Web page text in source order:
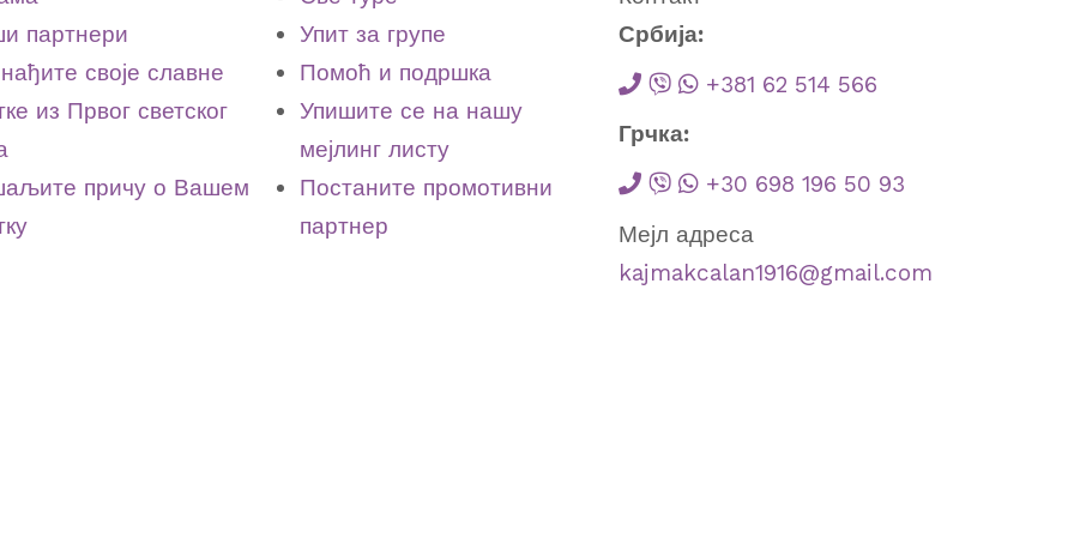
партнери
своје славне
из Првог светског
причу о Вашем
Упит за групе
Помоћ и подршка
Упишите се на нашу
мејлинг листу
Постаните промотивни
партнер
Србија:
+381 62 514 566
Грчка:
+30 698 196 50 93
Мејл адреса
kajmakcalan1916@gmail.com